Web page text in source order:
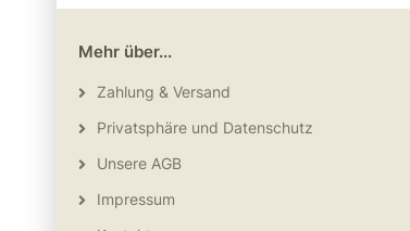
Mehr über...
Zahlung & Versand
Privatsphäre und Datenschutz
Unsere AGB
Impressum